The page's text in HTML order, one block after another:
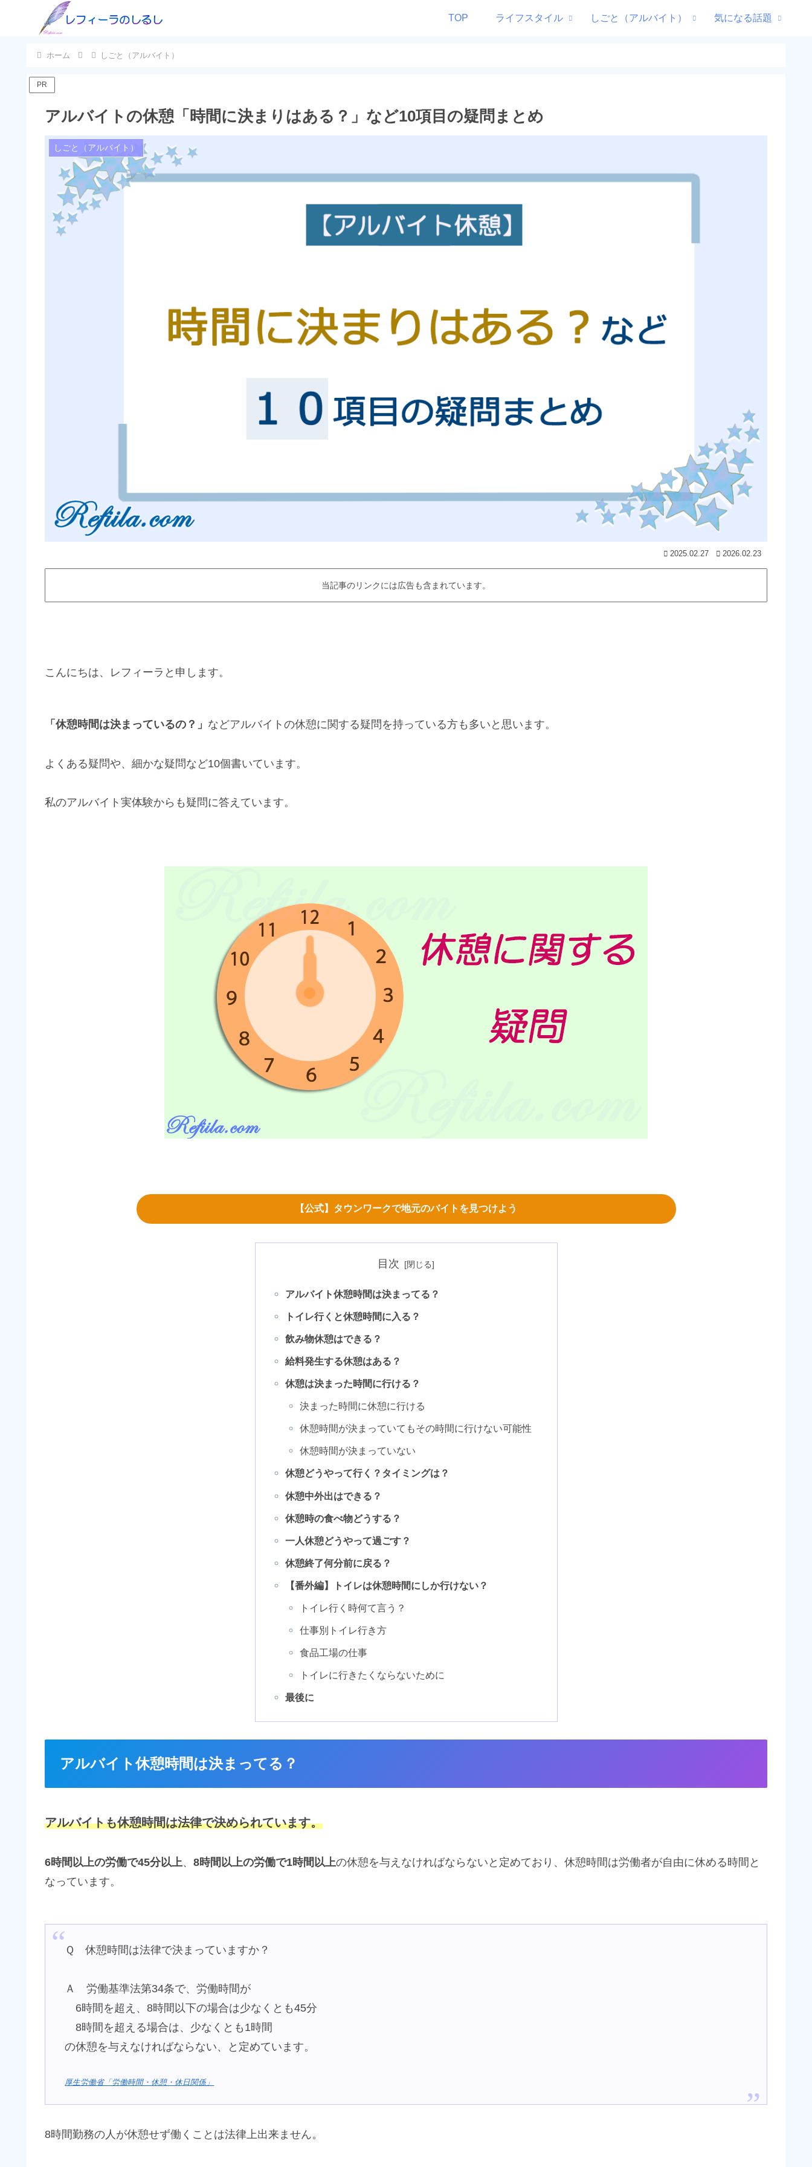
TOP ライフスタイル しごと（アルバイト） 気になる話題
ホーム しごと（アルバイト）
PR
アルバイトの休憩「時間に決まりはある？」など10項目の疑問まとめ
しごと（アルバイト）
2025.02.27 2026.02.23
当記事のリンクには広告も含まれています。
こんにちは、レフィーラと申します。
「休憩時間は決まっているの？」 などアルバイトの休憩に関する疑問を持っている方も多いと思います。
よくある疑問や、細かな疑問など10個書いています。
私のアルバイト実体験からも疑問に答えています。
【公式】タウンワークで地元のバイトを見つけよう
目次
アルバイト休憩時間は決まってる？
トイレ行くと休憩時間に入る？
飲み物休憩はできる？
給料発生する休憩はある？
休憩は決まった時間に行ける？
決まった時間に休憩に行ける
休憩時間が決まっていてもその時間に行けない可能性
休憩時間が決まっていない
休憩どうやって行く？タイミングは？
休憩中外出はできる？
休憩時の食べ物どうする？
一人休憩どうやって過ごす？
休憩終了何分前に戻る？
【番外編】トイレは休憩時間にしか行けない？
トイレ行く時何て言う？
仕事別トイレ行き方
食品工場の仕事
トイレに行きたくならないために
最後に
アルバイト休憩時間は決まってる？
アルバイトも休憩時間は法律で決められています。
6時間以上の労働で45分以上、 8時間以上の労働で1時間以上の休憩を与えなければならないと定めており、休憩時間は労働者が自由に休める時間と
なっています。
Ｑ 休憩時間は法律で決まっていますか？
Ａ 労働基準法第34条で、労働時間が
6時間を超え、8時間以下の場合は少なくとも45分
8時間を超える場合は、少なくとも1時間
の休憩を与えなければならない、と定めています。
厚生労働省「労働時間・休憩・休日関係」
8時間勤務の人が休憩せず働くことは法律上出来ません。